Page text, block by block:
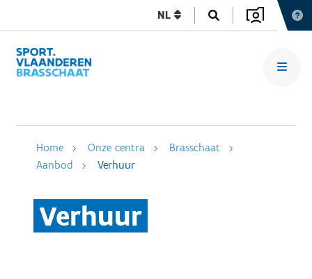
NL
Home Onze centra
Brasschaat
Aanbod
Verhuur
Verhuur